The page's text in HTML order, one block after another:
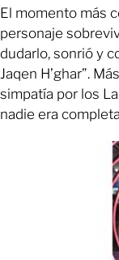
El momento más
personaje
dudarlo, sonrió y
Jaqen H’ghar”.
simpatía por los
nadie era